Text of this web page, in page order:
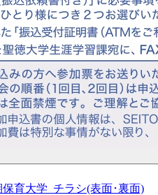
育大学_チラシ(表面･裏面)